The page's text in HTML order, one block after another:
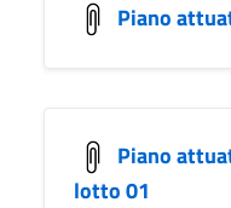
Piano
Piano
lotto 01